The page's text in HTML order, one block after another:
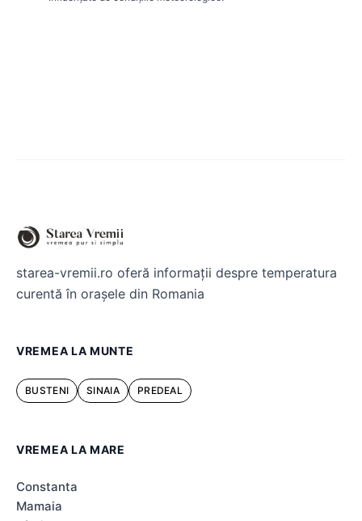
starea-vremii.ro oferă informații despre temperatura
curentă în orașele din Romania
VREMEA LA MUNTE
BUSTENI SINAIA PREDEAL
VREMEA LA MARE
Constanta
Mamaia